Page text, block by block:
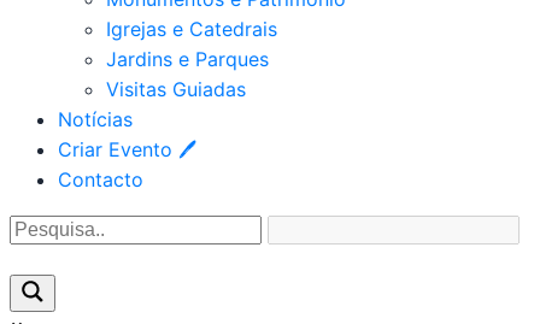
Igrejas e Catedrais
Jardins e Parques
Visitas Guiadas
Notícias
Criar Evento 🖊
Contacto